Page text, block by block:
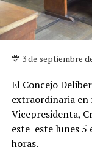
3 de septiembre
El Concejo
extraordinaria
Vicepresidenta,
este este lunes 5
horas.